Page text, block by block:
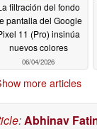
filtración del fondo
pantalla del Google
11 (Pro) insinúa
nuevos colores
06/04/2026
more articles
:Abhinav